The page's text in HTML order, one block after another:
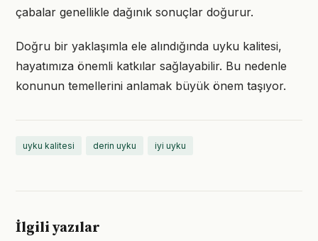
çabalar genellikle dağınık sonuçlar doğurur.
Doğru bir yaklaşımla ele alındığında uyku kalitesi,
hayatımıza önemli katkılar sağlayabilir. Bu nedenle
konunun temellerini anlamak büyük önem taşıyor.
uyku kalitesi derin uyku iyi uyku
İlgili yazılar